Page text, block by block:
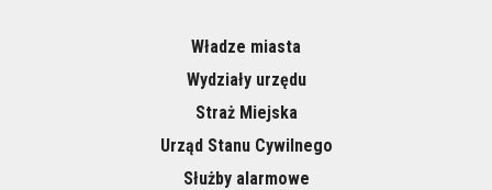
Władze miasta
Wydziały urzędu
Straż Miejska
Urząd Stanu Cywilnego
Służby alarmowe